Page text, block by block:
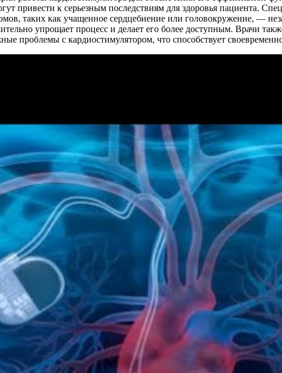
привести к серьезным последствиям для здоровья пациента.
таких как учащенное сердцебиение или головокружение, —
упрощает процесс и делает его более доступным. Врачи
проблемы с кардиостимулятором, что способствует